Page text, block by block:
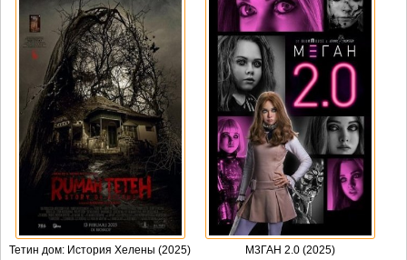
Тетин дом: История Хелены (2025) М3ГАН 2.0 (2025)